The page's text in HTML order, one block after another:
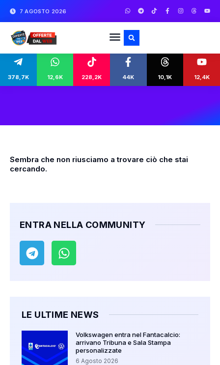
7 AGOSTO 2026
378,7K 12,6K 228,2K 44K 10,1K 12,4K
Sembra che non riusciamo a trovare ciò che stai
cercando.
ENTRA NELLA COMMUNITY
LE ULTIME NEWS
Volkswagen entra nel Fantacalcio:
arrivano Tribuna e Sala Stampa
personalizzate
6 Agosto 2026